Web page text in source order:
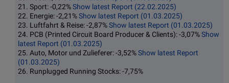
21. Sport: -0,22%Show latest Report (22.02.2025)
22. Energie: -2,21%Show latest Report (01.03.2025)
23. Luftfahrt & Reise: -2,87%Show latest Report (01.03.2025)
24. PCB (Printed Circuit Board Producer & Clients): -3,07%Show
latest Report (01.03.2025)
25. Auto, Motor und Zulieferer: -3,52%Show latest Report
(01.03.2025)
26. Runplugged Running Stocks: -7,75%